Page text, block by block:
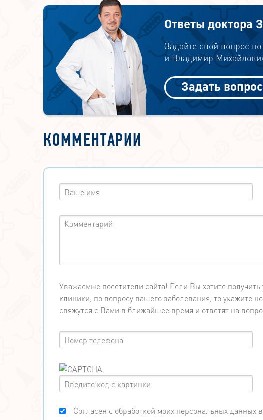
Ответы доктора
Задайте свой вопрос
и Владимир
Задать вопрос
КОММЕНТАРИИ
Уважаемые посетители сайта! Если Вы хотите
клиники, по вопросу вашего заболевания, то
свяжутся с Вами в ближайшее время и ответят на
Согласен с обработкой моих персональных данных